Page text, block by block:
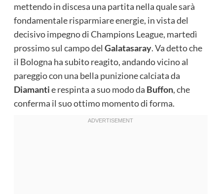
mettendo in discesa una partita nella quale sarà
fondamentale risparmiare energie, in vista del
decisivo impegno di Champions League, martedì
prossimo sul campo del Galatasaray. Va detto che
il Bologna ha subito reagito, andando vicino al
pareggio con una bella punizione calciata da
Diamantie respinta a suo modo da Buffon, che
conferma il suo ottimo momento di forma.